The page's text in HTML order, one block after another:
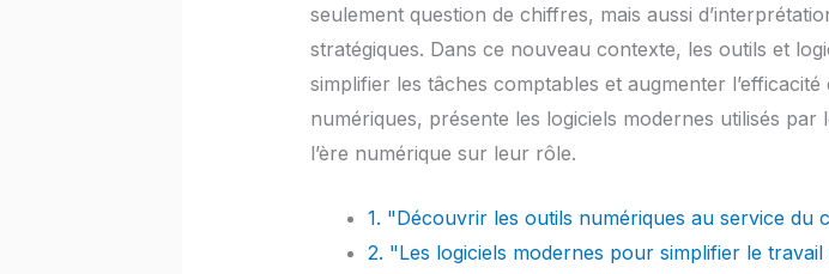
seulement question de chiffres, mais aussi
stratégiques. Dans ce nouveau contexte, les outils et
simplifier les tâches comptables et augmenter
numériques, présente les logiciels modernes utilisés
l’ère numérique sur leur rôle.
1. "Découvrir les outils numériques au service du
2. "Les logiciels modernes pour simplifier le